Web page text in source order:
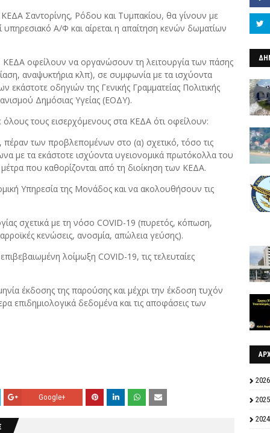
Σαντορίνης, Ρόδου και Τυμπακίου, θα γίνουν με
Α/Φ και αίρεται η απαίτηση κενών δωματίων
οφείλουν να οργανώσουν τη λειτουργία των πάσης
αναψυκτήρια κλπ), σε συμφωνία με τα ισχύοντα
εκάστοτε οδηγιών της Γενικής Γραμματείας Πολιτικής
Δημόσιας Υγείας (ΕΟΔΥ).
τους εισερχόμενους στα ΚΕΔΑ ότι οφείλουν:
των προβλεπομένων στο (α) σχετικό, τόσο τις
με τα εκάστοτε ισχύοντα υγειονομικά πρωτόκολλα του
που καθορίζονται από τη διοίκηση των ΚΕΔΑ.
Υπηρεσία της Μονάδος και να ακολουθήσουν τις
σχετικά με τη νόσο COVID-19 (πυρετός, κόπωση,
κενώσεις, ανοσμία, απώλεια γεύσης).
λοίμωξη COVID-19, τις τελευταίες
έκδοσης της παρούσης και μέχρι την έκδοση τυχόν
επιδημιολογικά δεδομένα και τις αποφάσεις των
Google+
2026
2025
2024